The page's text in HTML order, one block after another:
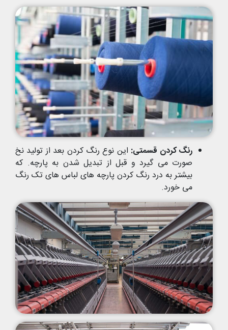
رنگ کردن قسمتی: این نوع رنگ کردن بعد از تولید نخ
صورت می گیرد و قبل از تبدیل شدن به پارچه. که
بیشتر به درد رنگ کردن پارچه های لباس های تک رنگ
می خورد.